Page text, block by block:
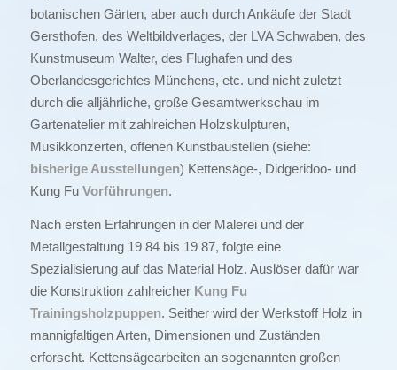
botanischen Gärten, aber auch durch Ankäufe der Stadt
Gersthofen, des Weltbildverlages, der LVA Schwaben, des
Kunstmuseum Walter, des Flughafen und des
Oberlandesgerichtes Münchens, etc. und nicht zuletzt
durch die alljährliche, große Gesamtwerkschau im
Gartenatelier mit zahlreichen Holzskulpturen,
Musikkonzerten, offenen Kunstbaustellen (siehe:
bisherige Ausstellungen) Kettensäge-, Didgeridoo- und
Kung Fu Vorführungen.
Nach ersten Erfahrungen in der Malerei und der
Metallgestaltung 19 84 bis 19 87, folgte eine
Spezialisierung auf das Material Holz. Auslöser dafür war
die Konstruktion zahlreicher Kung Fu
Trainingsholzpuppen. Seither wird der Werkstoff Holz in
mannigfaltigen Arten, Dimensionen und Zuständen
erforscht. Kettensägearbeiten an sogenannten großen